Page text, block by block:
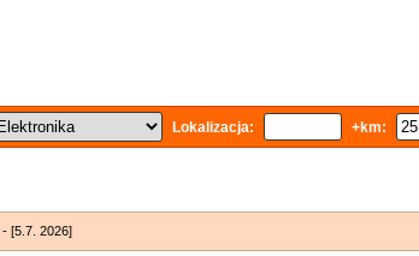
Lokalizacja: +km:
- [5.7. 2026]